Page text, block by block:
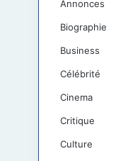
Annonces
Biographie
Business
Célébrité
Cinema
Critique
Culture